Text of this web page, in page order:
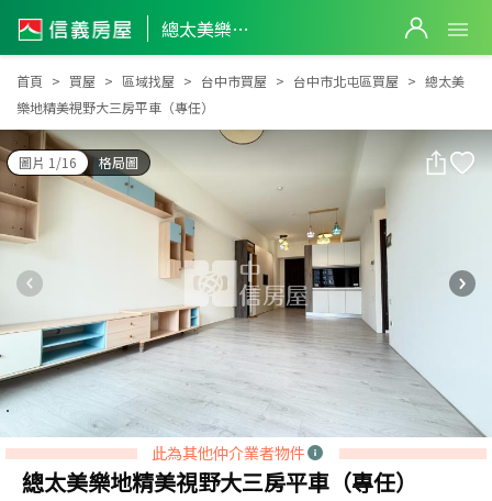
總太美樂地精美視野大三房平車（專任）
總太美樂地精美視野大三房平車（專任）
首頁 買屋 區域找屋 台中市買屋 台中市北屯區買屋
總太美
樂地精美視野大三房平車（專任）
圖片 1/16 格局圖
此為其他仲介業者物件
總太美樂地精美視野大三房平車（專任）